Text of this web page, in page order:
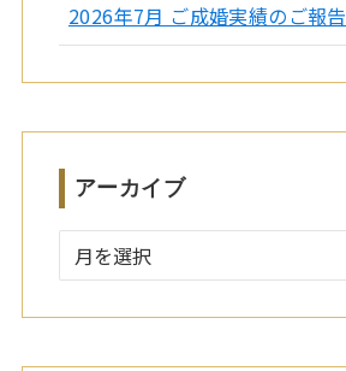
2026年7月 ご成婚実績のご報告
アーカイブ
ー